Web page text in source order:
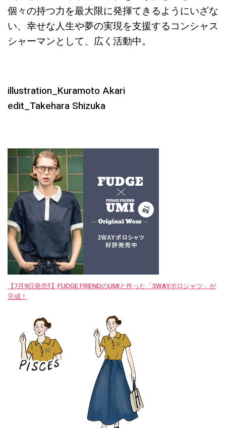
個々の持つ力を最大限に発揮てきるようにいざな
い、幸せな人生や夢の実現を支援するコンシャス
シャーマンとして、広く活動中。
illustration_Kuramoto Akari
edit_Takehara Shizuka
【7月9日発売‼︎】FUDGE FRIENDのUMIと作った「3WAYポロシャツ」が
完成！